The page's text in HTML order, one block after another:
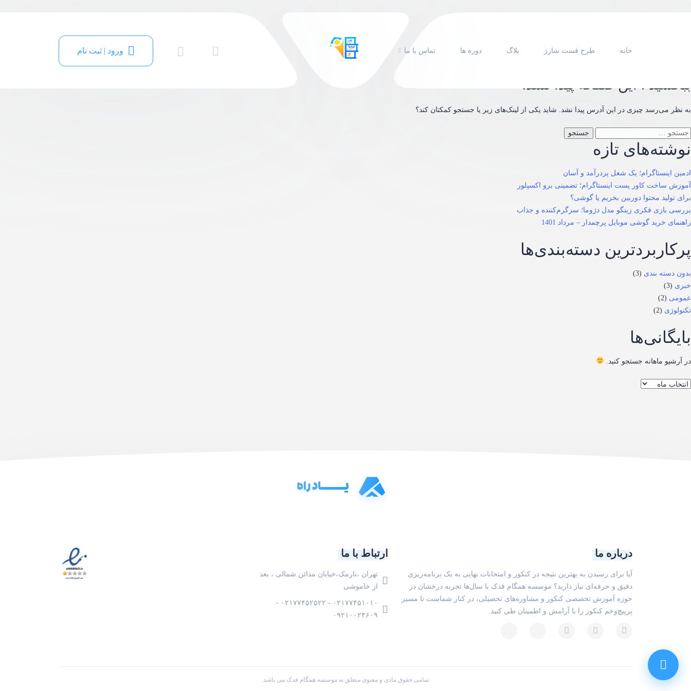
خانه طرح فست شارژ بلاگ دوره ها تماس با ما ورود | ثبت نام
ببخشید ! این صفحه پیدا نشد.
به نظر می‌رسد چیزی در این آدرس پیدا نشد. شاید یکی از لینک‌های زیر یا جستجو کمکتان کند؟
جستجو
نوشته‌های تازه
ادمین اینستاگرام؛ یک شغل پردرآمد و آسان
آموزش ساخت کاور پست اینستاگرام؛ تضمینی برو اکسپلور
برای تولید محتوا دوربین بخریم یا گوشی؟
بررسی بازی فکری زینگو مدل دژوما؛ سرگرم‌کننده و جذاب
راهنمای خرید گوشی موبایل پرچمدار – مرداد 1401
پرکاربردترین دسته‌بندی‌ها
بدون دسته بندی (3)
خبری (3)
عمومی (2)
تکنولوژی (2)
بایگانی‌ها
در آرشیو ماهانه جستجو کنید.
بایگانی‌ها
درباره ما
آیا برای رسیدن به بهترین نتیجه در کنکور و امتحانات نهایی به یک برنامه‌ریزی
دقیق و حرفه‌ای نیاز دارید؟ موسسه همگام فدک با سال‌ها تجربه درخشان در
حوزه آموزش تخصصی کنکور و مشاوره‌های تحصیلی، در کنار شماست تا مسیر
پرپیچ‌وخم کنکور را با آرامش و اطمینان طی کنید.
ارتباط با ما
تهران ،نارمک،خیابان مدائن شمالی ، بعد
از خاموشی
۰۲۱۷۷۴۵۱۰۱۰ - ۰۲۱۷۷۴۵۲۵۲۲ -
۰۹۲۱۰۰۲۴۶۰۹
تمامی حقوق مادی و معنوی متعلق به موسسه همگام فدک می باشد.